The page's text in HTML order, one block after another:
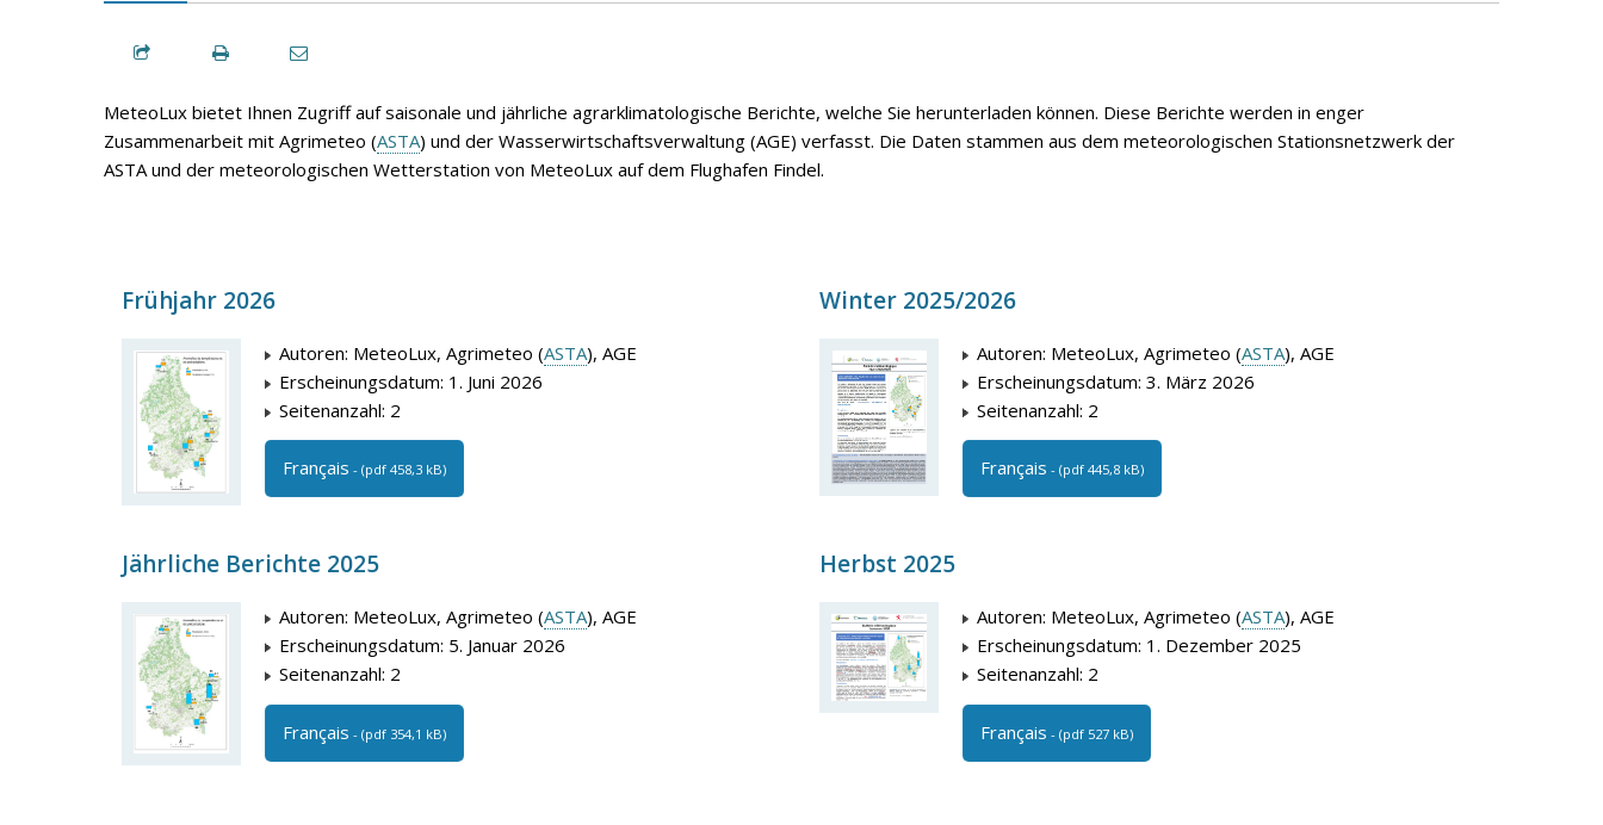
MeteoLux bietet Ihnen Zugriff auf saisonale und jährliche agrarklimatologische Berichte, welche Sie herunterladen können. Diese Berichte werden in enger
Zusammenarbeit mit Agrimeteo (ASTA) und der Wasserwirtschaftsverwaltung (AGE) verfasst. Die Daten stammen aus dem meteorologischen Stationsnetzwerk der
ASTA und der meteorologischen Wetterstation von MeteoLux auf dem Flughafen Findel.
Frühjahr 2026
Autoren: MeteoLux, Agrimeteo (ASTA), AGE
Erscheinungsdatum: 1. Juni 2026
Seitenanzahl: 2
Français - (pdf 458,3 kB)
Winter 2025/2026
Autoren: MeteoLux, Agrimeteo (ASTA), AGE
Erscheinungsdatum: 3. März 2026
Seitenanzahl: 2
Français - (pdf 445,8 kB)
Jährliche Berichte 2025
Autoren: MeteoLux, Agrimeteo (ASTA), AGE
Erscheinungsdatum: 5. Januar 2026
Seitenanzahl: 2
Français - (pdf 354,1 kB)
Herbst 2025
Autoren: MeteoLux, Agrimeteo (ASTA), AGE
Erscheinungsdatum: 1. Dezember 2025
Seitenanzahl: 2
Français - (pdf 527 kB)